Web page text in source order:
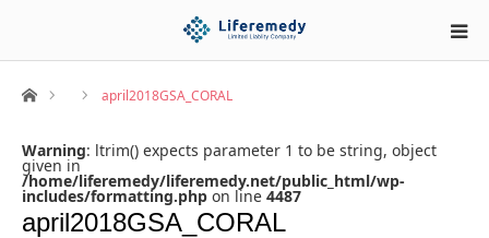
ホーム april2018GSA_CORAL
Warning: ltrim() expects parameter 1 to be string, object
given in
/home/liferemedy/liferemedy.net/public_html/wp-
includes/formatting.php on line 4487
april2018GSA_CORAL